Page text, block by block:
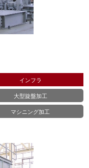
インフラ
大型旋盤加工
マシニング加工